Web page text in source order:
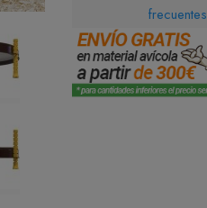
frecuentes